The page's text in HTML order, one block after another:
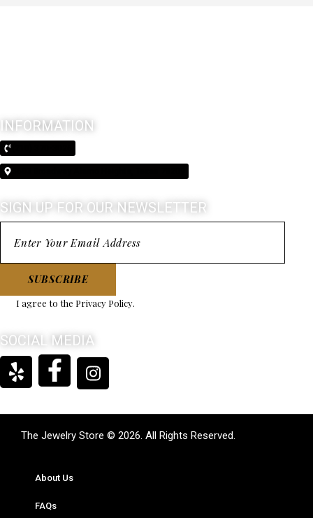
INFORMATION
SIGN UP FOR OUR NEWSLETTER
SUBSCRIBE
I agree to the Privacy Policy.
SOCIAL MEDIA
The Jewelry Store © 2026. All Rights Reserved.
About Us
FAQs